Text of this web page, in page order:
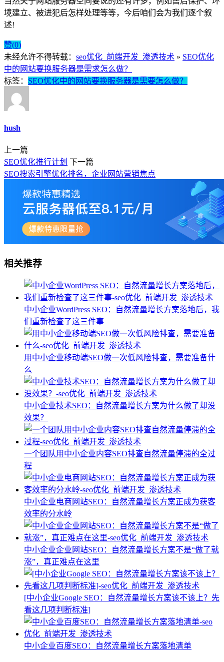
境建立、被进犯后怎样处理等等，今后咱们会为我们逐个叙
述!
赞(0)
未经允许不得转载： seo优化_前端开发_渗透技术 » SEO优化
中的网站要换服务器是需求怎么做？
标签： SEO优化中的网站要换服务器是需要怎么做？
hush
上一篇
SEO优化推行计划 下一篇
SEO搜索引擎优化排名，企业网站营销焦点
相关推荐
中小企业WordPress SEO：自然流量增长方案落地后，我
们重新检查了这三件事
用中小企业移动端SEO做一次低风险排查，需要准备什
么
中小企业技术SEO：自然流量增长方案为什么做了却没
效果？
一个团队用中小企业内容SEO排查自然流量停滞的全过
程
中小企业电商网站SEO：自然流量增长方案正成为获客
效率的分水岭
中小企业企业网站SEO：自然流量增长方案不是“做了就
涨”，真正难点在这里
[中小企业Google SEO：自然流量增长方案该不该上？先
看这几项判断标准]
中小企业百度SEO：自然流量增长方案落地清单